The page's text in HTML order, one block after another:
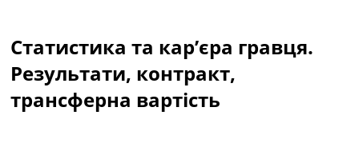
Чемпіонат Світу
Україна. Прем’єр-Ліга
Україна. Перша Ліга
Ліга Чемпіонів
Статистика та кар’єра гравця.
Результати, контракт,
трансферна вартість